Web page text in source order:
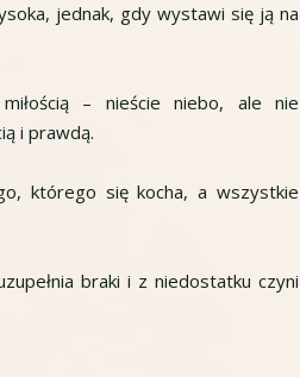
jednak, gdy wystawi się ją na
– nieście niebo, ale nie
i prawdą.
którego się kocha, a wszystkie
braki i z niedostatku czyni